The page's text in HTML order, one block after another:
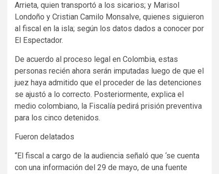
Arrieta, quien transportó a los sicarios; y Marisol
Londoño y Cristian Camilo Monsalve, quienes siguieron
al fiscal en la isla; según los datos dados a conocer por
El Espectador.
De acuerdo al proceso legal en Colombia, estas
personas recién ahora serán imputadas luego de que el
juez haya admitido que el proceder de las detenciones
se ajustó a lo correcto. Posteriormente, explica el
medio colombiano, la Fiscalía pedirá prisión preventiva
para los cinco detenidos.
Fueron delatados
“El fiscal a cargo de la audiencia señaló que ‘se cuenta
con una información del 29 de mayo, de una fuente